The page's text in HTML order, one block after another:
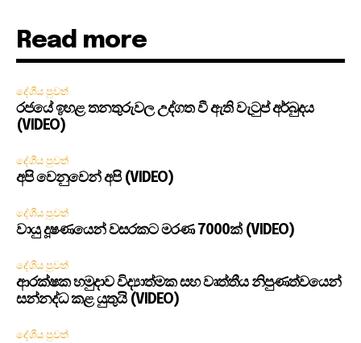
Read more
දේශීය පුවත්
රජයේ ඉහළ තනතුරුවල උද්ගත වී ඇති වැටුප් අර්බුදය
(VIDEO)
දේශීය පුවත්
අපි වෙනුවෙන් අපි (VIDEO)
දේශීය පුවත්
වායු දූෂණයෙන් වසරකට මරණ 7000ක් (VIDEO)
දේශීය පුවත්
ආරක්ෂක හමුදාව විද්‍යාත්මක සහ වෘත්තීය නිපුණත්වයෙන්
සන්නද්ධ කළ යුතුයි (VIDEO)
දේශීය පුවත්